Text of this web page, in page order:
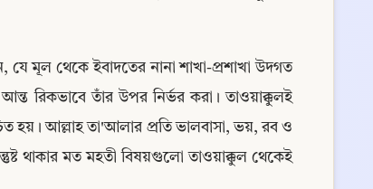
যে মূল থেকে ইবাদতের নানা শাখা-প্রশাখা উদগত
রিকভাবে তাঁর উপর নির্ভর করা। তাওয়াক্কুলই
হয়। আল্লাহ তা'আলার প্রতি ভালবাসা, ভয়, রব ও
থাকার মত মহতী বিষয়গুলো তাওয়াক্কুল থেকেই